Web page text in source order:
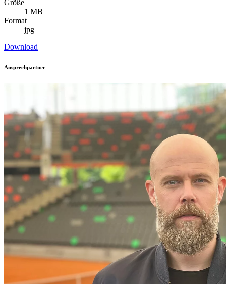
Größe
1 MB
Format
jpg
Download
Ansprechpartner